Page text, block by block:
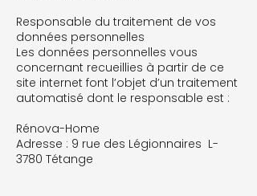
Responsable du traitement de vos
données personnelles
Les données personnelles vous
concernant recueillies à partir de ce
site internet font l’objet d’un traitement
automatisé dont le responsable est :
Rénova-Home
Adresse : 9 rue des Légionnaires L-
3780 Tétange